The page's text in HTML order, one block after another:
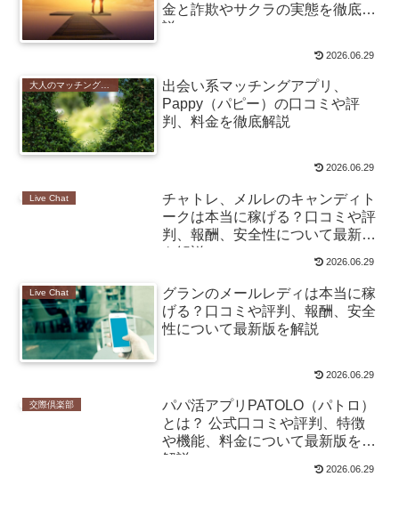
金と詐欺やサクラの実態を徹底解
説
2026.06.29
大人のマッチングアプリ
出会い系マッチングアプリ、
Pappy（パピー）の口コミや評
判、料金を徹底解説
2026.06.29
Live Chat
チャトレ、メルレのキャンディト
ークは本当に稼げる？口コミや評
判、報酬、安全性について最新版
を解説
2026.06.29
Live Chat
グランのメールレディは本当に稼
げる？口コミや評判、報酬、安全
性について最新版を解説
2026.06.29
交際倶楽部
パパ活アプリPATOLO（パトロ）
とは？ 公式口コミや評判、特徴
や機能、料金について最新版を%
解説
2026.06.29